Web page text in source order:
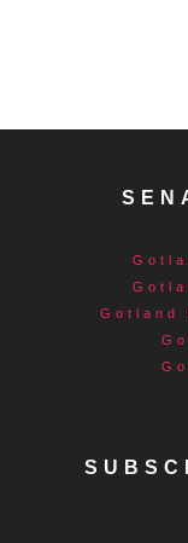
Gotland